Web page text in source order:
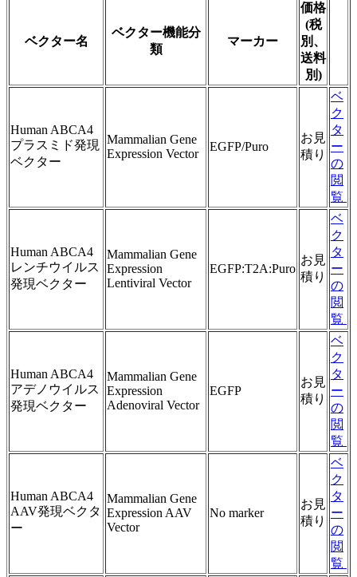
ベクター名
ベクター機能分
類
マーカー
価格
(税
別、
送料
別)
Human ABCA4
プラスミド発現
ベクター
Mammalian Gene
Expression Vector
EGFP/Puro
お見
積り
ベ
ク
タ
ー
の
閲
覧
Human ABCA4
レンチウイルス
発現ベクター
Mammalian Gene
Expression
Lentiviral Vector
EGFP:T2A:Puro
お見
積り
ベ
ク
タ
ー
の
閲
覧
Human ABCA4
アデノウイルス
発現ベクター
Mammalian Gene
Expression
Adenoviral Vector
EGFP
お見
積り
ベ
ク
タ
ー
の
閲
覧
Human ABCA4
AAV発現ベクタ
ー
Mammalian Gene
Expression AAV
Vector
No marker
お見
積り
ベ
ク
タ
ー
の
閲
覧